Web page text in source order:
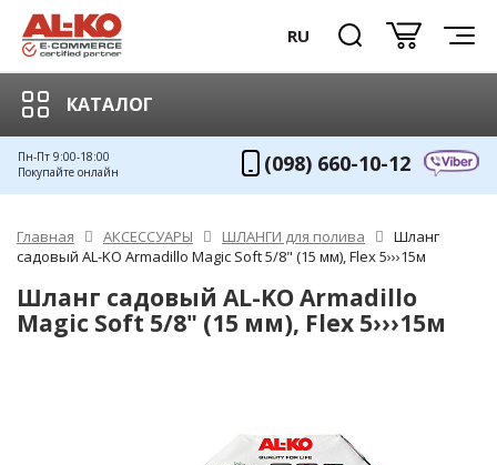
RU
КАТАЛОГ
Пн-Пт 9:00-18:00
Покупайте онлайн
(098) 660-10-12
Главная АКСЕССУАРЫ ШЛАНГИ для полива
Шланг
садовый AL-KO Armadillo Magic Soft 5/8" (15 мм), Flex 5›››15м
Шланг садовый AL-KO Armadillo
Magic Soft 5/8" (15 мм), Flex 5›››15м